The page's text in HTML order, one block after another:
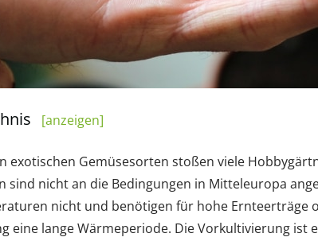
[anzeigen]
exotischen Gemüsesorten stoßen viele
sind nicht an die Bedingungen in Mitteleuropa
nicht und benötigen für hohe Ernteerträge
eine lange Wärmeperiode. Die Vorkultivierung ist